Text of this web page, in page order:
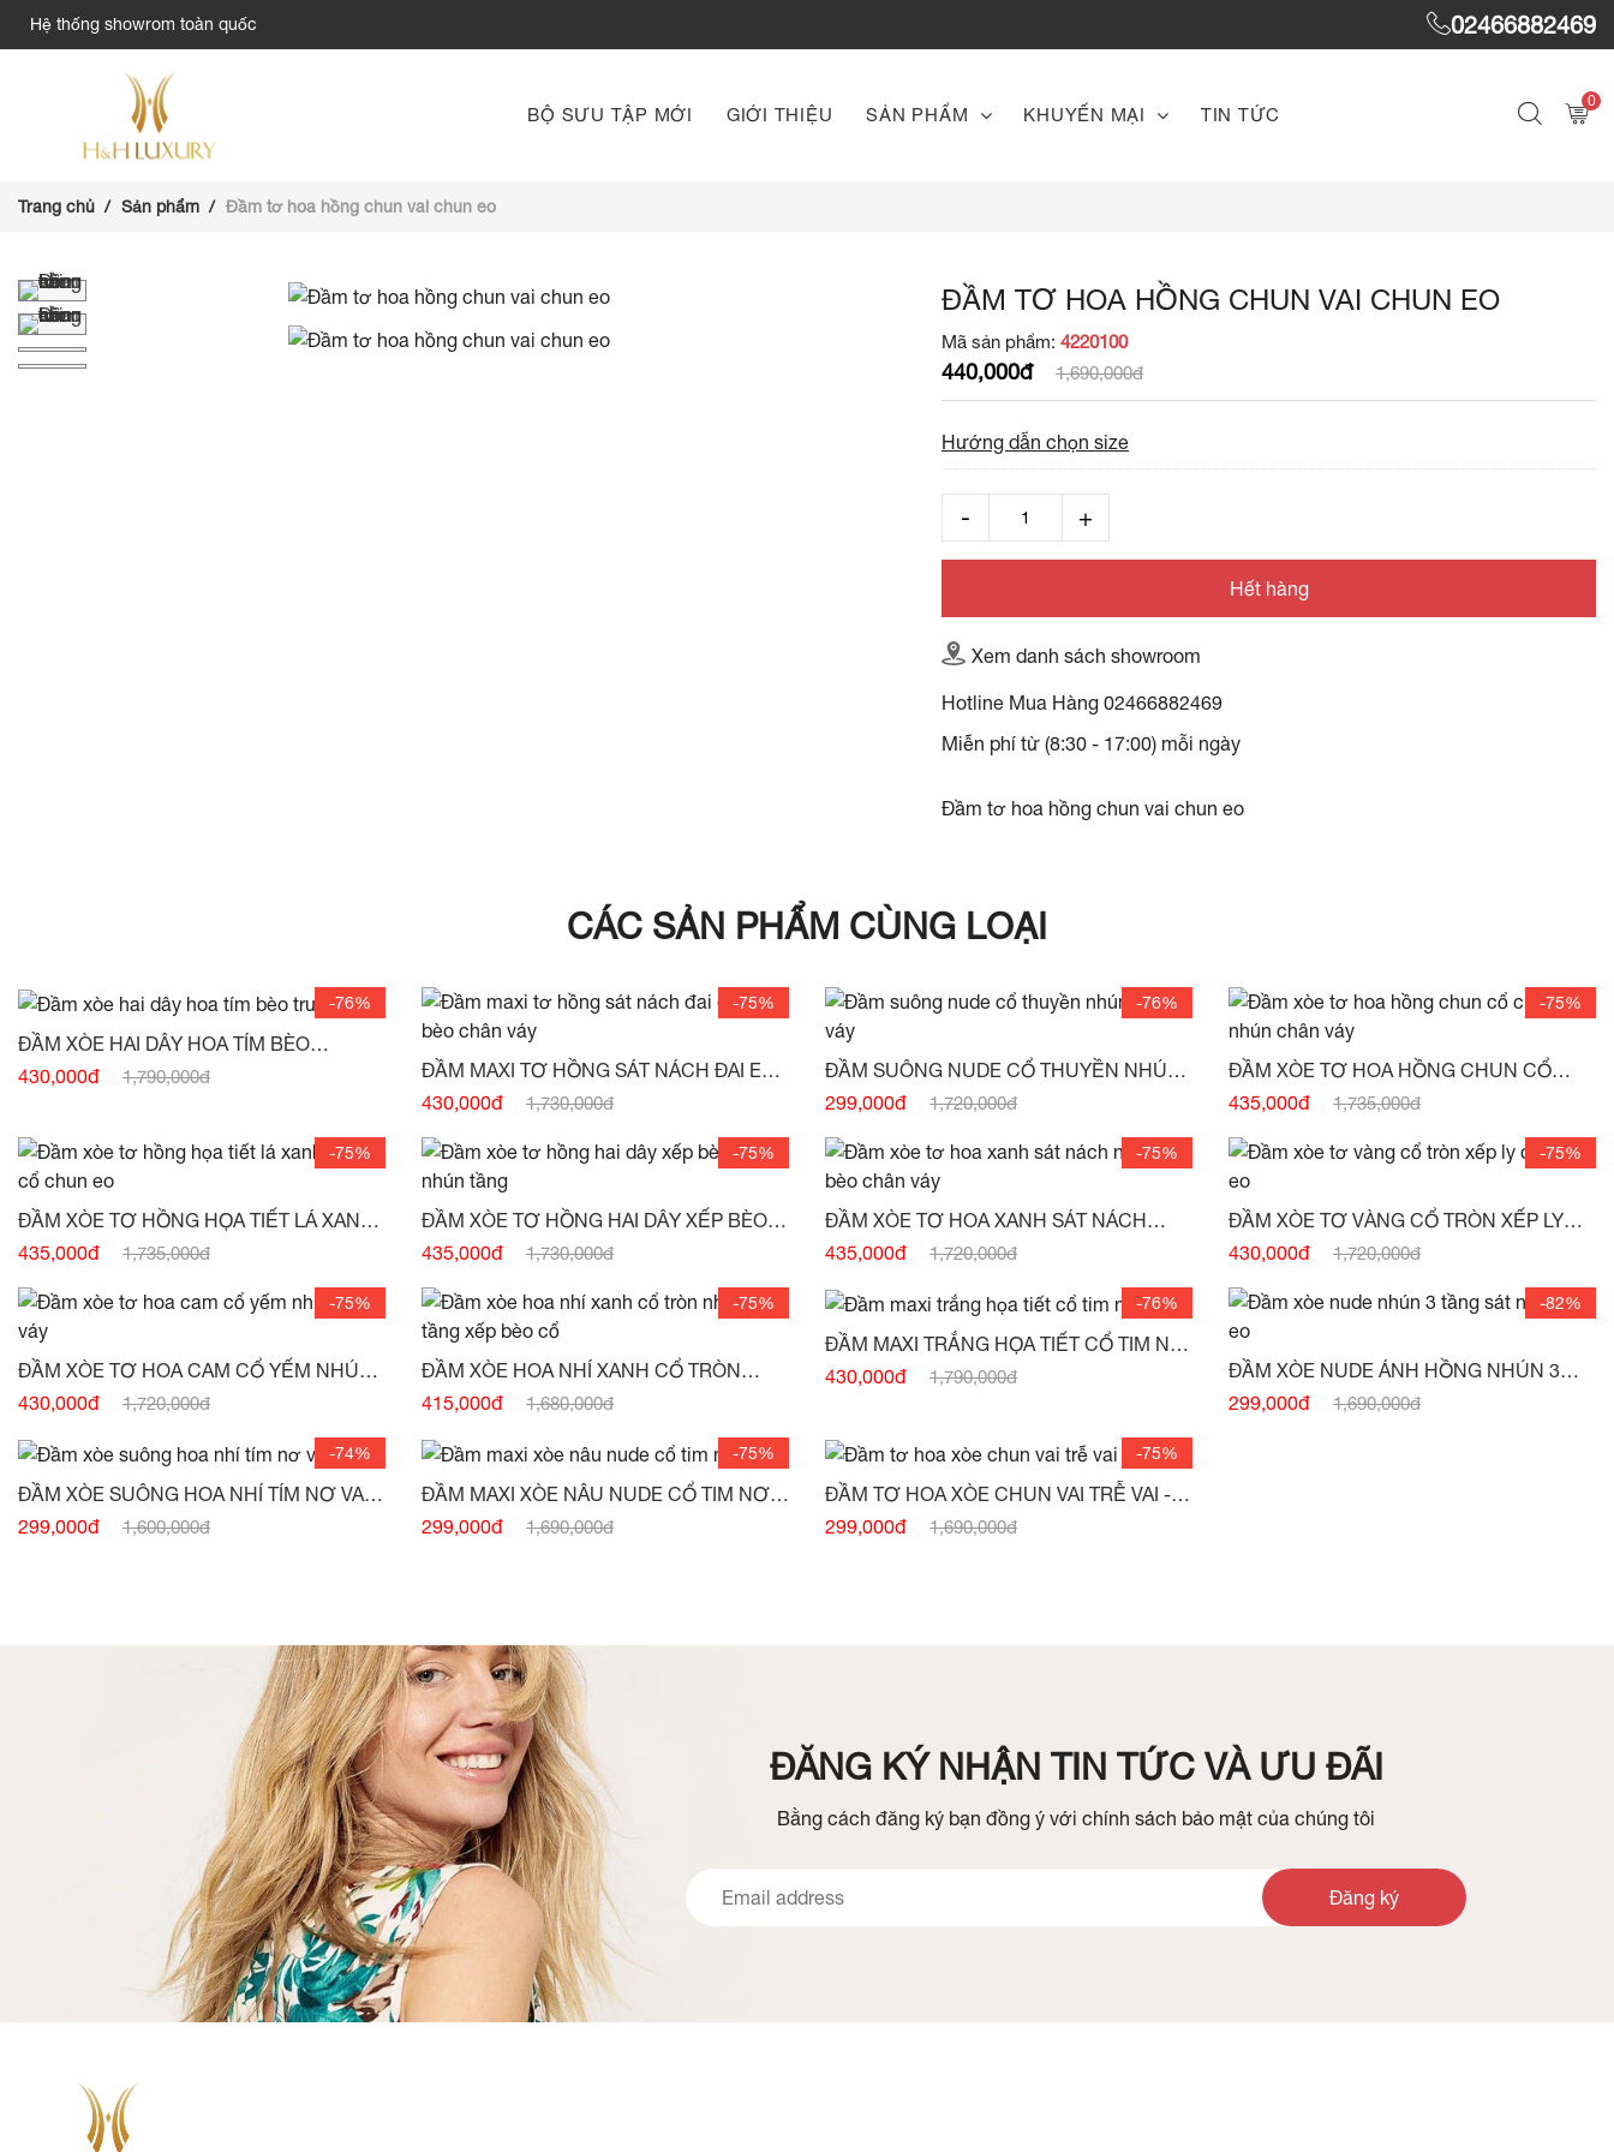
Hệ thống showrom toàn quốc 02466882469
BỘ SƯU TẬP MỚI GIỚI THIỆU SẢN PHẨM KHUYẾN MẠI TIN TỨC
0
Trang chủ Sản phẩm Đầm tơ hoa hồng chun vai chun eo
ĐẦM TƠ HOA HỒNG CHUN VAI CHUN EO
Mã sản phẩm: 4220100
440,000đ 1,690,000đ
Hướng dẫn chọn size
Hết hàng
Xem danh sách showroom
Hotline Mua Hàng 02466882469
Miễn phí từ (8:30 - 17:00) mỗi ngày
Đầm tơ hoa hồng chun vai chun eo
CÁC SẢN PHẨM CÙNG LOẠI
-76%
ĐẦM XÒE HAI DÂY HOA TÍM BÈO
TRƯỚC -
(HẾT HÀNG)
430,000đ 1,790,000đ
-75%
ĐẦM MAXI TƠ HỒNG SÁT NÁCH ĐAI EO
430,000đ 1,730,000đ
-76%
ĐẦM SUÔNG NUDE CỔ THUYỀN NHÚN
CHÂN VÁY -(HẾT HÀNG)
299,000đ 1,720,000đ
-75%
ĐẦM XÒE TƠ HOA HỒNG CHUN CỔ
435,000đ 1,735,000đ
-75%
ĐẦM XÒE TƠ HỒNG HỌA TIẾT LÁ XANH
CHUN CỔ CHUN EO -
435,000đ 1,735,000đ
-75%
ĐẦM XÒE TƠ HỒNG HAI DÂY XẾP BÈO
THÂN NHÚN TẦNG -(HẾT HÀNG)
435,000đ 1,730,000đ
-75%
ĐẦM XÒE TƠ HOA XANH SÁT NÁCH
435,000đ 1,720,000đ
-75%
ĐẦM XÒE TƠ VÀNG CỔ TRÒN XẾP LY
DỌC NƠ EO -(HẾT HÀNG)
430,000đ 1,720,000đ
-75%
ĐẦM XÒE TƠ HOA CAM CỔ YẾM NHÚN
CHÂN VÁY -(HẾT HÀNG)
430,000đ 1,720,000đ
-75%
ĐẦM XÒE HOA NHÍ XANH CỔ TRÒN
415,000đ 1,680,000đ
-76%
ĐẦM MAXI TRẮNG HỌA TIẾT CỔ TIM NƠ
VAI -(HẾT HÀNG)
430,000đ 1,790,000đ
-82%
ĐẦM XÒE NUDE ÁNH HỒNG NHÚN 3
299,000đ 1,690,000đ
-74%
ĐẦM XÒE SUÔNG HOA NHÍ TÍM NƠ VAI
SÁT NÁCH -(HẾT HÀNG)
299,000đ 1,600,000đ
-75%
ĐẦM MAXI XÒE NÂU NUDE CỔ TIM NƠ
VAI -(HẾT HÀNG)
299,000đ 1,690,000đ
-75%
ĐẦM TƠ HOA XÒE CHUN VAI TRỄ VAI -
(HẾT HÀNG)
299,000đ 1,690,000đ
ĐĂNG KÝ NHẬN TIN TỨC VÀ ƯU ĐÃI
Bằng cách đăng ký bạn đồng ý với chính sách bảo mật của chúng tôi
Đăng ký